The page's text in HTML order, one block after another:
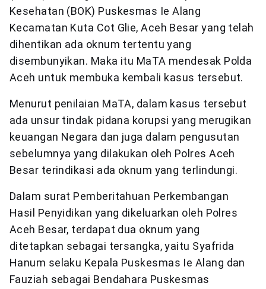
Kesehatan (BOK) Puskesmas Ie Alang
Kecamatan Kuta Cot Glie, Aceh Besar yang telah
dihentikan ada oknum tertentu yang
disembunyikan. Maka itu MaTA mendesak Polda
Aceh untuk membuka kembali kasus tersebut.
Menurut penilaian MaTA, dalam kasus tersebut
ada unsur tindak pidana korupsi yang merugikan
keuangan Negara dan juga dalam pengusutan
sebelumnya yang dilakukan oleh Polres Aceh
Besar terindikasi ada oknum yang terlindungi.
Dalam surat Pemberitahuan Perkembangan
Hasil Penyidikan yang dikeluarkan oleh Polres
Aceh Besar, terdapat dua oknum yang
ditetapkan sebagai tersangka, yaitu Syafrida
Hanum selaku Kepala Puskesmas Ie Alang dan
Fauziah sebagai Bendahara Puskesmas